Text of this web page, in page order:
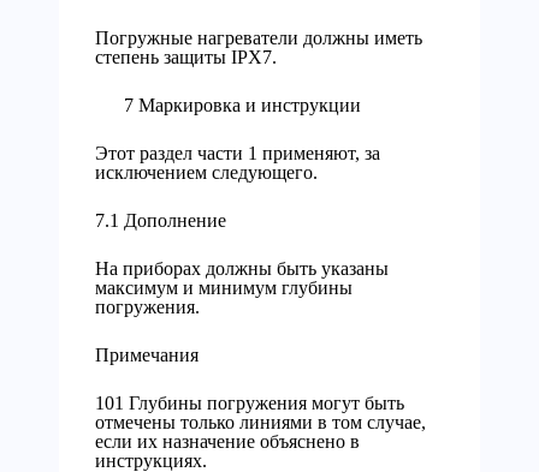
Погружные нагреватели должны иметь
степень защиты IPX7.
7 Маркировка и инструкции
Этот раздел части 1 применяют, за
исключением следующего.
7.1 Дополнение
На приборах должны быть указаны
максимум и минимум глубины
погружения.
Примечания
101 Глубины погружения могут быть
отмечены только линиями в том случае,
если их назначение объяснено в
инструкциях.